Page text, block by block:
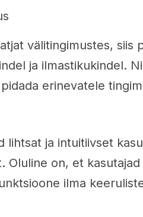
välitingimustes, siis
ja ilmastikukindel.
erinevatele
lihtsat ja intuitiivset
Oluline on, et kasutajad
ilma